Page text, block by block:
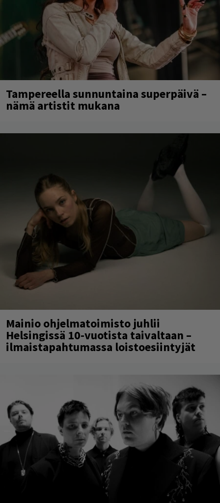
Tampereella sunnuntaina superpäivä –
nämä artistit mukana
Mainio ohjelmatoimisto juhlii
Helsingissä 10-vuotista taivaltaan –
ilmaistapahtumassa loistoesiintyjät